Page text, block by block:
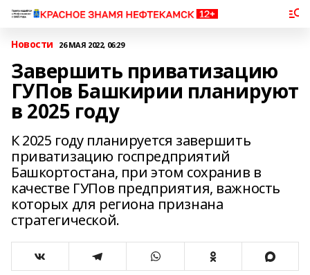
Новости 26 МАЯ 2022, 06:29
Завершить приватизацию
ГУПов Башкирии планируют
в 2025 году
К 2025 году планируется завершить
приватизацию госпредприятий
Башкортостана, при этом сохранив в
качестве ГУПов предприятия, важность
которых для региона признана
стратегической.